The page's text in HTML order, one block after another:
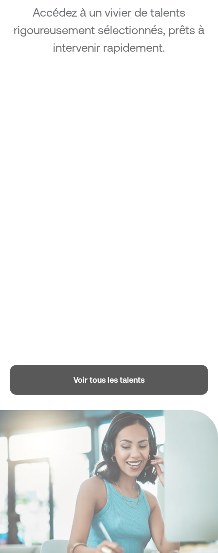
Accédez à un vivier de talents
rigoureusement sélectionnés, prêts à
intervenir rapidement.
Voir tous les talents